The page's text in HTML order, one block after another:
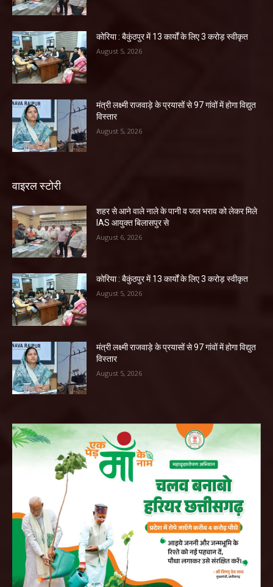
कोरिया : बैकुंठपुर में 13 कार्यों के लिए 3 करोड़ स्वीकृत
August 5, 2026
मंत्री लक्ष्मी राजवाड़े के प्रयासों से 97 गांवों में होगा विद्युत
विस्तार
August 5, 2026
वाइरल स्टोरी
शहर से आने वाले नाले के पानी व जल भराव को लेकर मिले
IAS आयुक्त बिलासपुर से
August 6, 2026
कोरिया : बैकुंठपुर में 13 कार्यों के लिए 3 करोड़ स्वीकृत
August 5, 2026
मंत्री लक्ष्मी राजवाड़े के प्रयासों से 97 गांवों में होगा विद्युत
विस्तार
August 5, 2026